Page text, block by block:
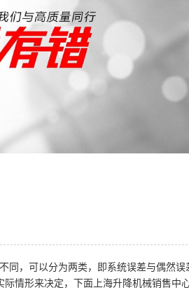
同，可以分为两类，即系统误差与偶然
情形来决定，下面上海升降机械销售中